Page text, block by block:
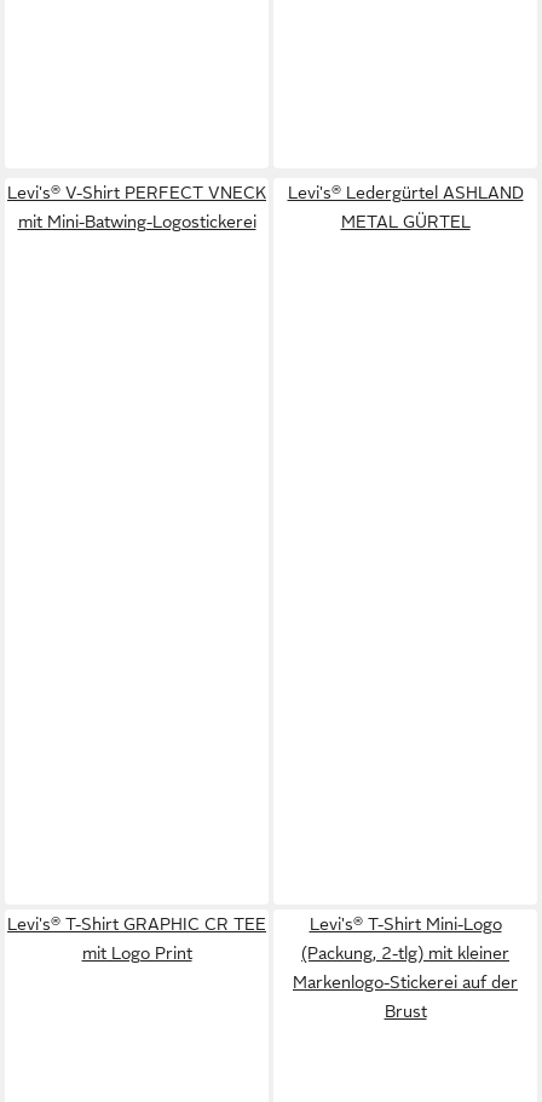
Levi's® V-Shirt PERFECT VNECK
mit Mini-Batwing-Logostickerei
Levi's® Ledergürtel ASHLAND
METAL GÜRTEL
Levi's® T-Shirt GRAPHIC CR TEE
mit Logo Print
Levi's® T-Shirt Mini-Logo
(Packung, 2-tlg) mit kleiner
Markenlogo-Stickerei auf der
Brust